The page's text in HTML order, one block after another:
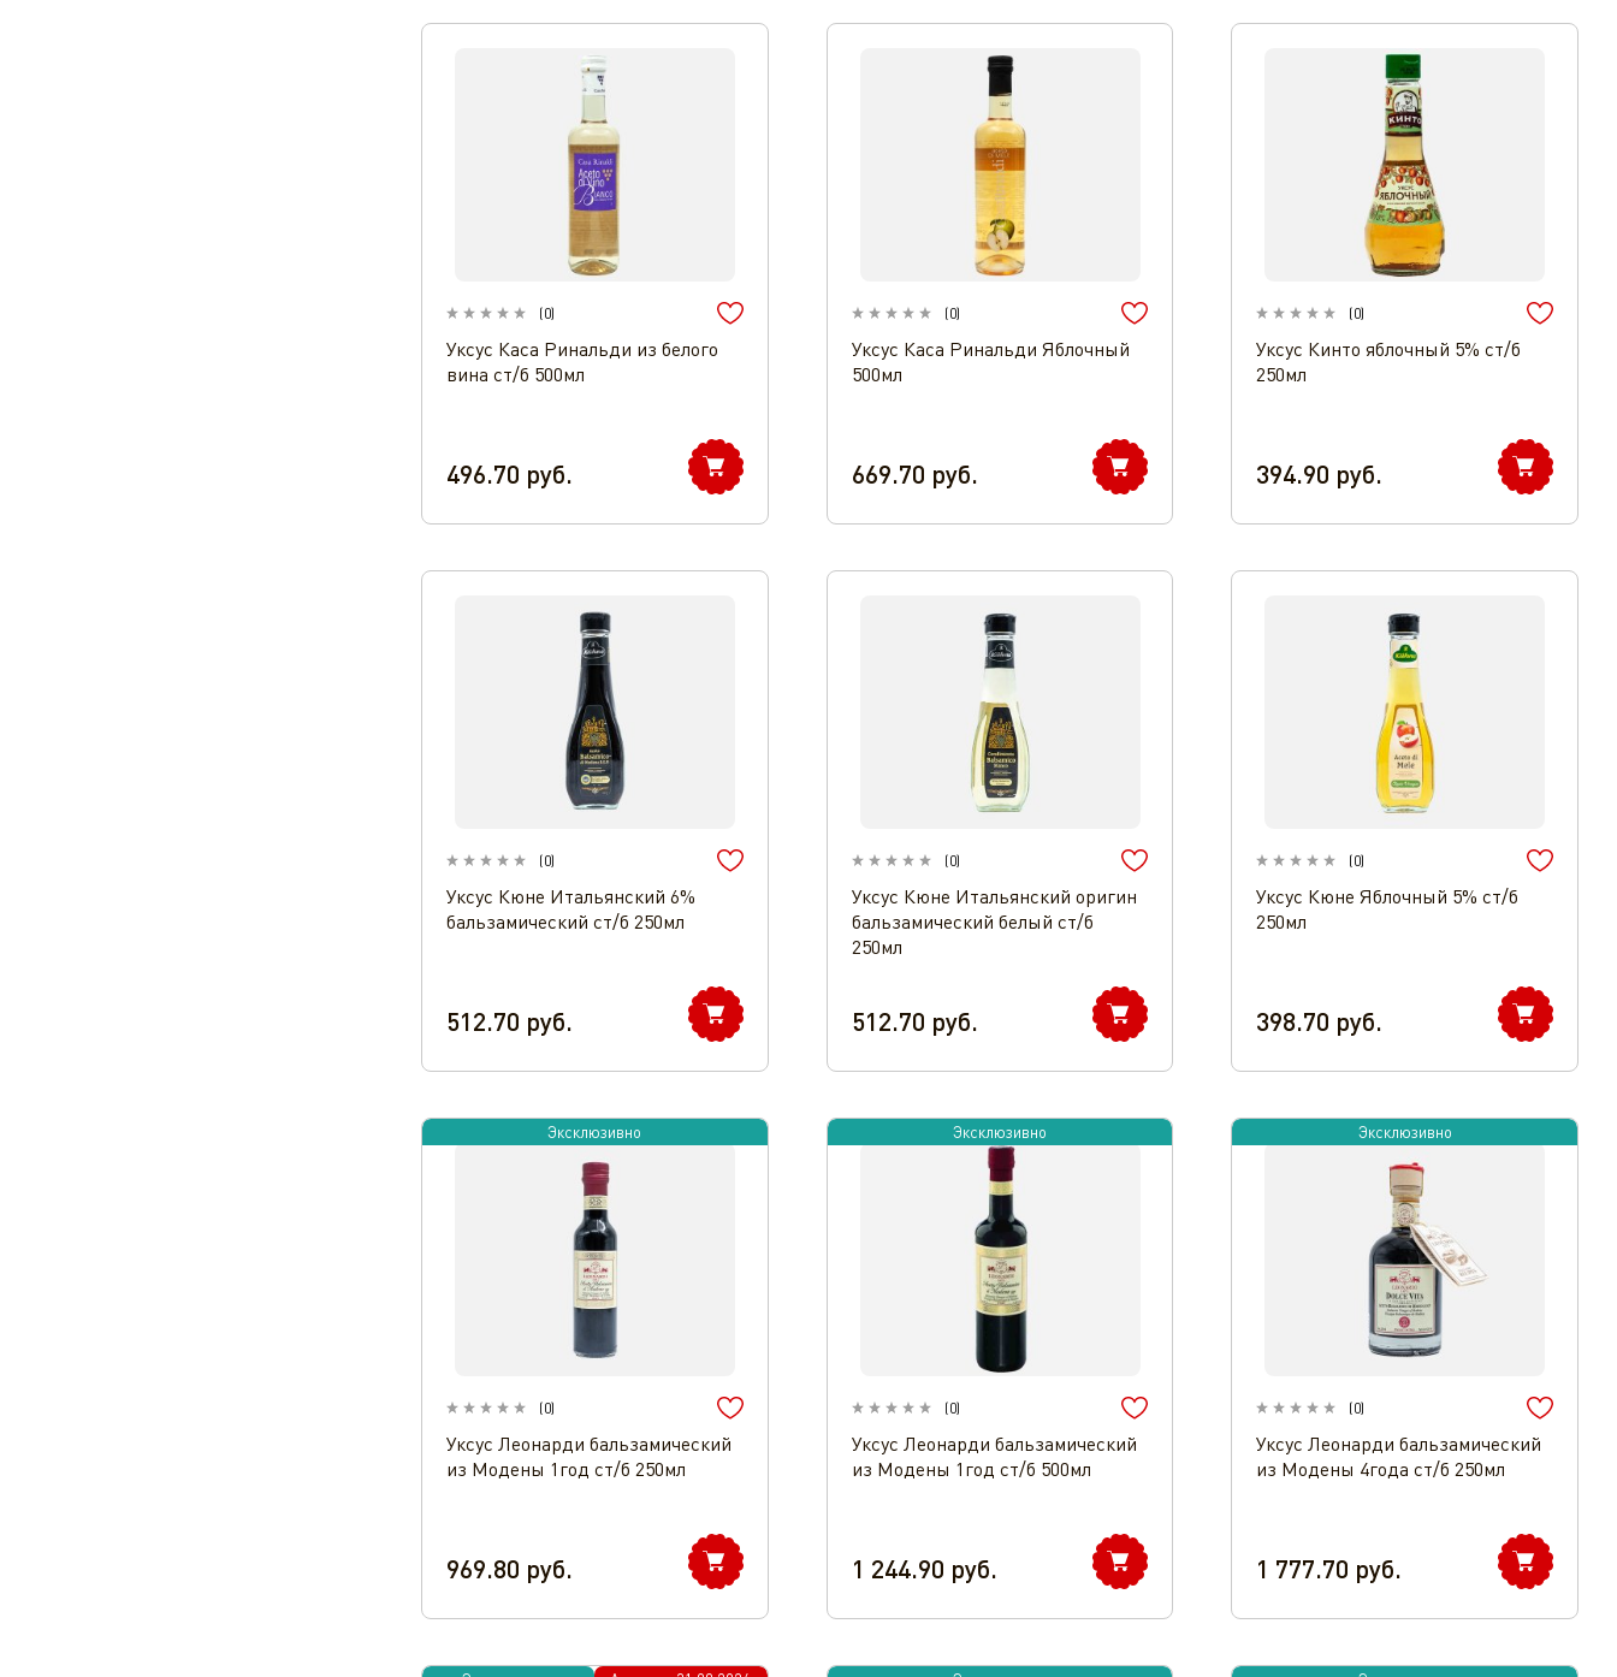
(0)
Уксус Каса Ринальди из белого
вина ст/б 500мл
496.70 руб.
(0)
Уксус Каса Ринальди Яблочный
500мл
669.70 руб.
(0)
Уксус Кинто яблочный 5% ст/б
250мл
394.90 руб.
(0)
Уксус Кюне Итальянский 6%
бальзамический ст/б 250мл
512.70 руб.
(0)
Уксус Кюне Итальянский оригин
бальзамический белый ст/б
250мл
512.70 руб.
(0)
Уксус Кюне Яблочный 5% ст/б
250мл
398.70 руб.
Эксклюзивно
(0)
Уксус Леонарди бальзамический
из Модены 1год ст/б 250мл
969.80 руб.
Эксклюзивно
(0)
Уксус Леонарди бальзамический
из Модены 1год ст/б 500мл
1 244.90 руб.
Эксклюзивно
(0)
Уксус Леонарди бальзамический
из Модены 4года ст/б 250мл
1 777.70 руб.